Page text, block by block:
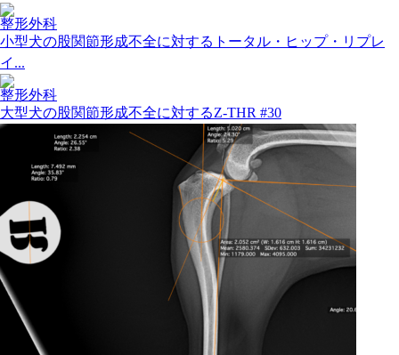
整形外科
小型犬の股関節形成不全に対するトータル・ヒップ・リプレ
イ...
整形外科
大型犬の股関節形成不全に対するZ-THR #30